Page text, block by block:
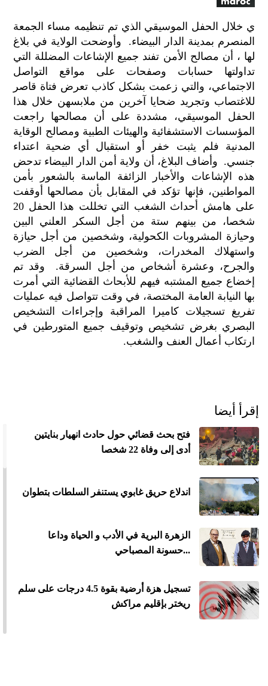
ي خلال الحفل الموسيقي الذي تم تنظيمه مساء الجمعة
المنصرم بمدينة الدار البيضاء. وأوضحت الولاية في بلاغ
لها ، أن مصالح الأمن تفند جميع الإشاعات المضللة التي
تداولتها حسابات وصفحات على مواقع التواصل
الاجتماعي، والتي زعمت بشكل كاذب تعرض فتاة قاصر
للاغتصاب وتجريد ضحايا آخرين من ملابسهن خلال هذا
الحفل الموسيقي، مشددة على أن مصالحها راجعت
المؤسسات الاستشفائية والهيئات الطبية ومصالح الوقاية
المدنية فلم يثبت خفر أو استقبال أي ضحية اعتداء
جنسي. وأضاف البلاغ، أن ولاية أمن الدار البيضاء تدحض
هذه الإشاعات والأخبار الزائفة الماسة بالشعور بأمن
المواطنين، فإنها تؤكد في المقابل بأن مصالحها أوقفت
على هامش أحداث الشغب التي تخللت هذا الحفل 20
شخصا، من بينهم ستة من أجل السكر العلني البين
وحيازة المشروبات الكحولية، وشخصين من أجل حيازة
واستهلاك المخدرات، وشخصين من أجل الضرب
والجرح، وعشرة أشخاص من أجل السرقة. وقد تم
إخضاع جميع المشتبه فيهم للأبحاث القضائية التي أمرت
بها النيابة العامة المختصة، في وقت تتواصل فيه عمليات
تفريغ تسجيلات كاميرا المراقبة وإجراءات التشخيص
البصري بغرض تشخيص وتوقيف جميع المتورطين في
ارتكاب أعمال العنف والشغب.
إقرأ أيضا
فتح بحث قضائي حول حادث انهيار بنايتين
أدى إلى وفاة 22 شخصا
اندلاع حريق غابوي يستنفر السلطات بتطوان
الزهرة البرية في الأدب و الحياة وداعا
...حسونة المصباحي
تسجيل هزة أرضية بقوة 4.5 درجات على سلم
ريختر بإقليم مراكش